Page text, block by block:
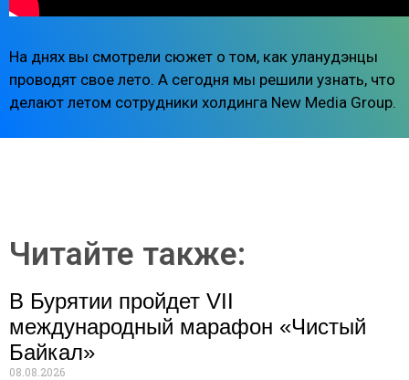
На днях вы смотрели сюжет о том, как уланудэнцы
проводят свое лето. А сегодня мы решили узнать, что
делают летом сотрудники холдинга New Media Group.
Читайте также:
В Бурятии пройдет VII
международный марафон «Чистый
Байкал»
08.08.2026